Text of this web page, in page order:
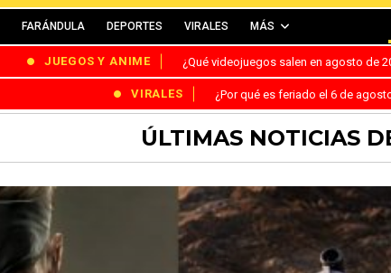
FARÁNDULA DEPORTES VIRALES MÁS
JUEGOS Y ANIME ¿Qué videojuegos salen en agosto de
VIRALES ¿Por qué es feriado el 6 de
ÚLTIMAS NOTICIAS